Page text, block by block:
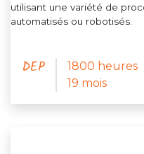
utilisant une variété de
automatisés ou robotisés.
DEP
1800 heures
19 mois